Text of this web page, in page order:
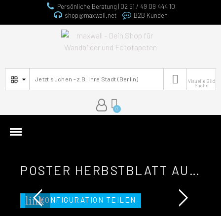
Persönliche Beratung | 02 51 / 49 09 444 10
shop@maxwall.net
B2B Kunden
Visuelle Bild
Suche

POSTER HERBSTBLATT AUF DEM SAND. SCHÖNE WOLKENLANDSCHAFT ÜBER...
linkKONFIGURATION TEILEN